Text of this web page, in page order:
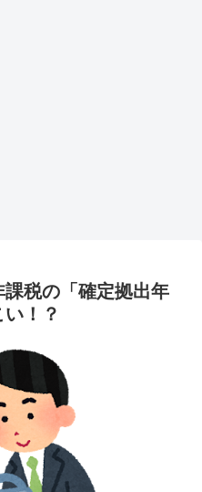
税の「確定拠出年
！？